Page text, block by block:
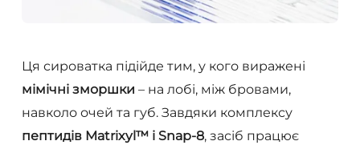
Ця сироватка підійде тим, у кого виражені
мімічні зморшки – на лобі, між бровами,
навколо очей та губ. Завдяки комплексу
пептидів Matrixyl™ і Snap-8, засіб працює